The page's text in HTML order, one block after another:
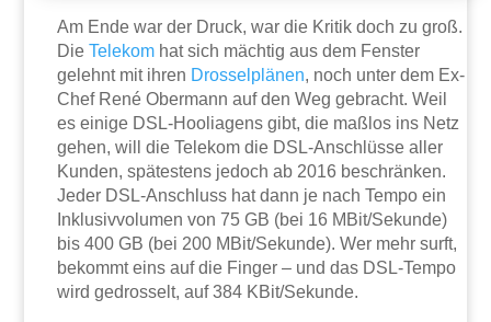
Am Ende war der Druck, war die Kritik doch zu groß.
DieTelekom hat sich mächtig aus dem Fenster
gelehnt mit ihren Drosselplänen, noch unter dem Ex-
Chef René Obermann auf den Weg gebracht. Weil
es einige DSL-Hooliagens gibt, die maßlos ins Netz
gehen, will die Telekom die DSL-Anschlüsse aller
Kunden, spätestens jedoch ab 2016 beschränken.
Jeder DSL-Anschluss hat dann je nach Tempo ein
Inklusivvolumen von 75 GB (bei 16 MBit/Sekunde)
bis 400 GB (bei 200 MBit/Sekunde). Wer mehr surft,
bekommt eins auf die Finger – und das DSL-Tempo
wird gedrosselt, auf 384 KBit/Sekunde.